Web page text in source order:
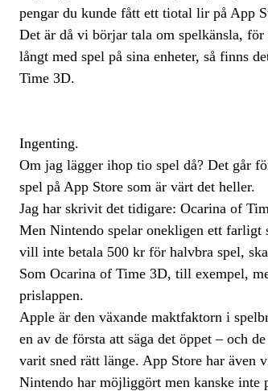
pengar du kunde fått ett tiotal lir på App
Det är då vi börjar tala om spelkänsla,
långt med spel på sina enheter, så finns
Time 3D.
Ingenting.
Om jag lägger ihop tio spel då? Det går
spel på App Store som är värt det heller.
Jag har skrivit det tidigare: Ocarina of
Men Nintendo spelar onekligen ett farligt
vill inte betala 500 kr för halvbra spel,
Som Ocarina of Time 3D, till exempel,
prislappen.
Apple är den växande maktfaktorn i
en av de första att säga det öppet – och
varit sned rätt länge. App Store har
Nintendo har möjliggört men kanske inte